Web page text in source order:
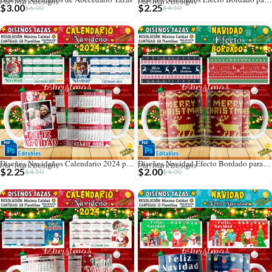
$6.00
$3.00 $4.50
$2.25
Diseños Navideños Calendario 2024 para Tazas
Por: Mark Designs
$4.50
$2.25
Diseños Navidad Efecto Bordado para Tazas
Por: Mark Designs
$4.00
$2.00